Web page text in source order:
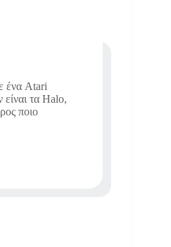
ένα Atari
είναι τα Halo,
ποιο